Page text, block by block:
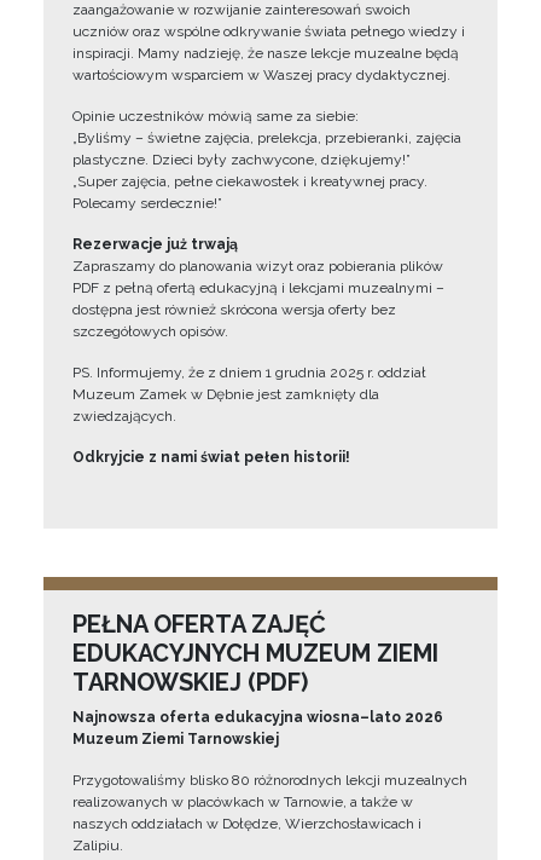
zaangażowanie w rozwijanie zainteresowań swoich
uczniów oraz wspólne odkrywanie świata pełnego wiedzy i
inspiracji. Mamy nadzieję, że nasze lekcje muzealne będą
wartościowym wsparciem w Waszej pracy dydaktycznej.
Opinie uczestników mówią same za siebie:
„Byliśmy – świetne zajęcia, prelekcja, przebieranki, zajęcia
plastyczne. Dzieci były zachwycone, dziękujemy!”
„Super zajęcia, pełne ciekawostek i kreatywnej pracy.
Polecamy serdecznie!”
Rezerwacje już trwają
Zapraszamy do planowania wizyt oraz pobierania plików
PDF z pełną ofertą edukacyjną i lekcjami muzealnymi –
dostępna jest również skrócona wersja oferty bez
szczegółowych opisów.
PS. Informujemy, że z dniem 1 grudnia 2025 r. oddział
Muzeum Zamek w Dębnie jest zamknięty dla
zwiedzających.
Odkryjcie z nami świat pełen historii!
PEŁNA OFERTA ZAJĘĆ
EDUKACYJNYCH MUZEUM ZIEMI
TARNOWSKIEJ (PDF)
Najnowsza oferta edukacyjna wiosna–lato 2026
Muzeum Ziemi Tarnowskiej
Przygotowaliśmy blisko 80 różnorodnych lekcji muzealnych
realizowanych w placówkach w Tarnowie, a także w
naszych oddziałach w Dołędze, Wierzchosławicach i
Zalipiu.